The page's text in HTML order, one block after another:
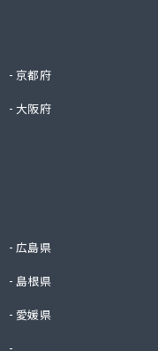
京都府
大阪府
広島県
島根県
愛媛県